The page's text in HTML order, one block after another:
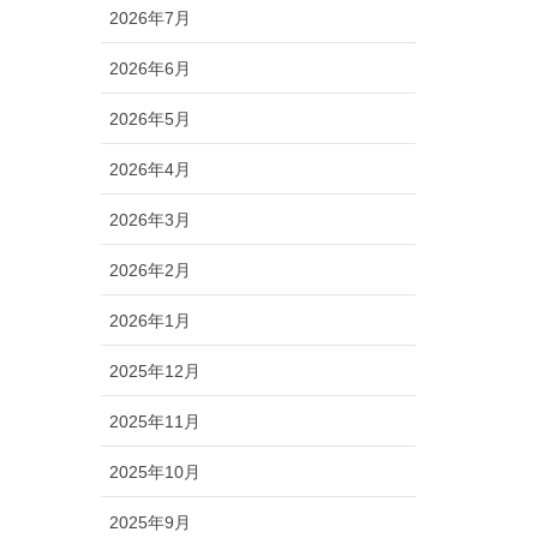
2026年7月
2026年6月
2026年5月
2026年4月
2026年3月
2026年2月
2026年1月
2025年12月
2025年11月
2025年10月
2025年9月